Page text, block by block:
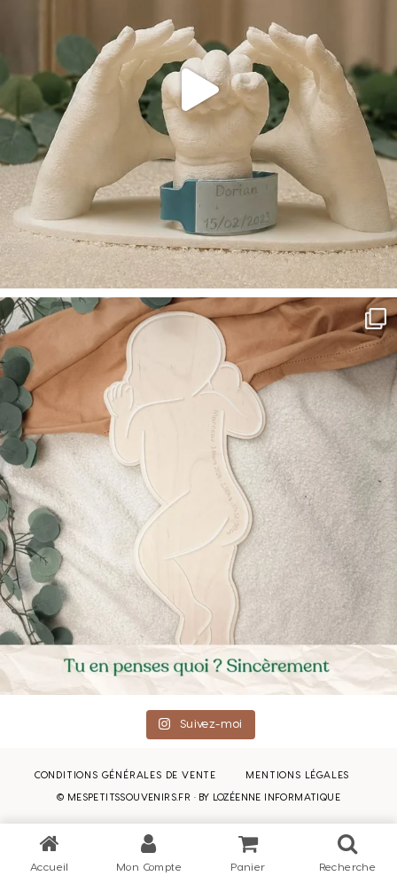
Suivez-moi
CONDITIONS GÉNÉRALES DE VENTE MENTIONS LÉGALES
© MESPETITSSOUVENIRS.FR · BY LOZÉENNE INFORMATIQUE
Accueil Mon Compte Panier Recherche